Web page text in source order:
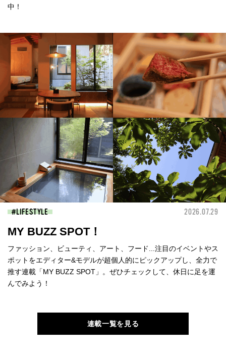
中！
LIFESTYLE 2026.07.29
MY BUZZ SPOT！
ファッション、ビューティ、アート、フード...注目のイベントやス
ポットをエディター&モデルが超個人的にピックアップし、全力で
推す連載「MY BUZZ SPOT」。ぜひチェックして、休日に足を運
んでみよう！
連載一覧を見る